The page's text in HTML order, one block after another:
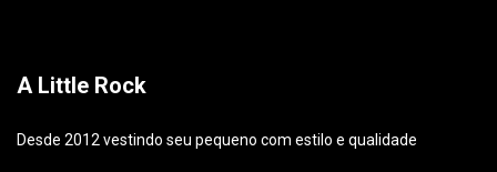
A Little Rock
Desde 2012 vestindo seu pequeno com estilo e qualidade